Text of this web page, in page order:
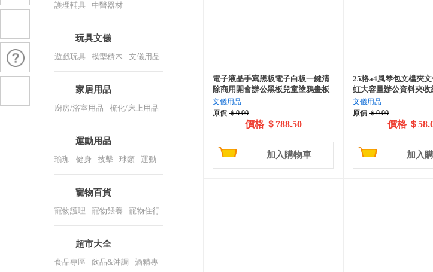
護理輔具 中醫器材
玩具文儀
遊戲玩具 模型積木
文儀用品
/ 打印耗材 / 3D打印及耗材 / 包
裝耗材家居用品
廚房/浴室用品
梳化/床上用品
/ 收納/展示 / 手套/清潔 / 香薰/
運動用品
瑜珈 健身 技擊 球類
運動
衫褲
寵物百貨
寵物護理 寵物餵養
寵物住行
/ 寵物玩具 / 寵物食品 / 寵物保
超市大全
食品專區 飲品&沖調 酒精專
電子液晶手寫黑板電子白板一鍵清
除商用開會辦公黑板兒童塗鴉畫板
文儀用品
原價 ＄0.00
價格 ＄788.50
加入購物車
25格a4風琴包文檔夾
虹大容量辦公資料夾收
文儀用品
原價 ＄0.00
價格 ＄
加入